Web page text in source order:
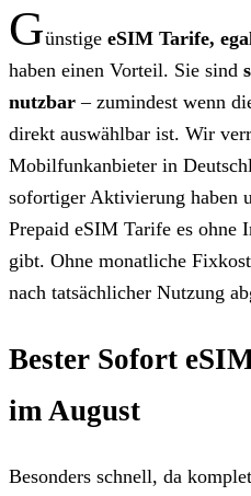
Günstige eSIM Tarife,
haben einen Vorteil. Sie sind
nutzbar – zumindest wenn
direkt auswählbar ist. Wir
Mobilfunkanbieter in
sofortiger Aktivierung haben
Prepaid eSIM Tarife es ohne
gibt. Ohne monatliche
nach tatsächlicher Nutzung
Bester Sofort
im August
Besonders schnell, da